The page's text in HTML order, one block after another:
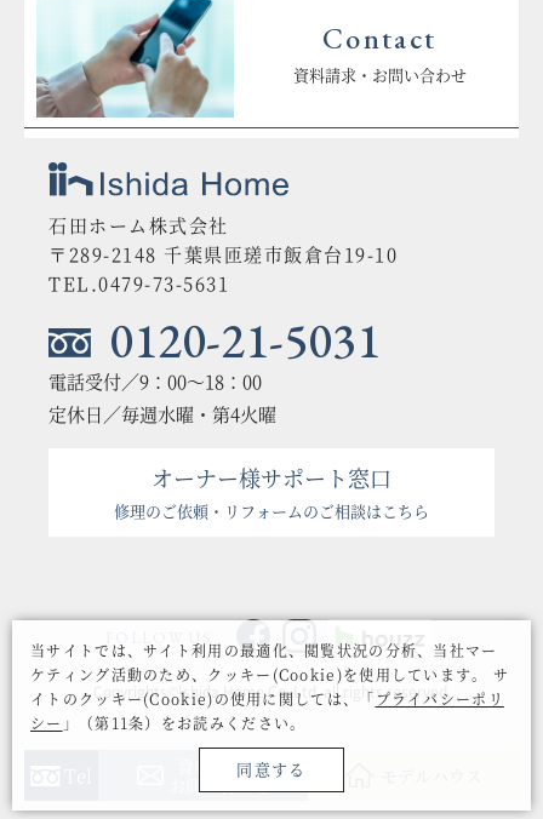
当サイトでは、サイト利用の最適化、閲覧状況の分析、当社マー
ケティング活動のため、クッキー(Cookie)を使用しています。
サ
イトのクッキー(Cookie)の使用に関しては、「 プライバシーポリ
シー 」（第11条）をお読みください。
同意する
資料請求・
お問い合わせ
Contact
資料請求・お問い合わせ
石田ホーム株式会社
〒289-2148 千葉県匝瑳市飯倉台19-10
TEL.0479-73-5631
0120-21-5031
電話受付／9：00〜18：00
定休日／毎週水曜・第4火曜
オーナー様サポート窓口
修理のご依頼・リフォームのご相談はこちら
Copyrights©Ishida Home Co.,Ltd. all rights reserved.